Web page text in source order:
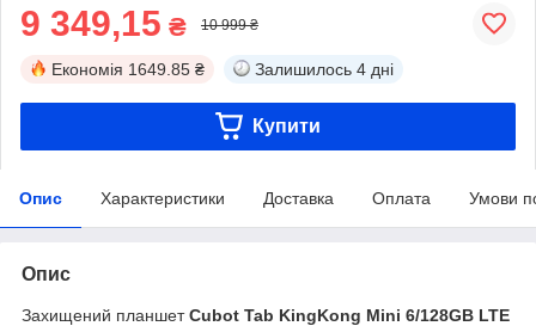
9 349,15 ₴ 10 999 ₴
Економія 1649.85 ₴ Залишилось 4 дні
Купити
Опис Характеристики Доставка Оплата Умови
Опис
Захищений планшетCubot Tab KingKong Mini 6/128GB LTE